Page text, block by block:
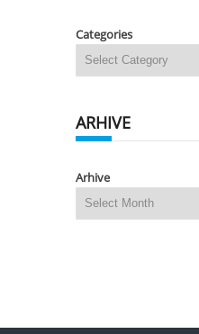
Categories
ARHIVE
Arhive